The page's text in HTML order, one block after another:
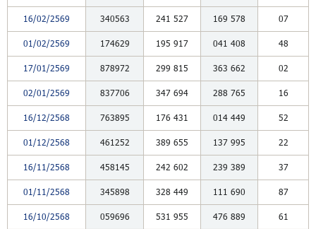
16/02/2569 340563 241 527 169 578 07
01/02/2569 174629 195 917 041 408 48
17/01/2569 878972 299 815 363 662 02
02/01/2569 837706 347 694 288 765 16
16/12/2568 763895 176 431 014 449 52
01/12/2568 461252 389 655 137 995 22
16/11/2568 458145 242 602 239 389 37
01/11/2568 345898 328 449 111 690 87
16/10/2568 059696 531 955 476 889 61